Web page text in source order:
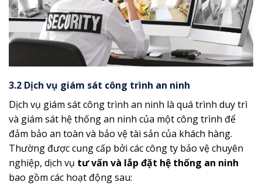
3.2 Dịch vụ giám sát công trình an ninh
Dịch vụ giám sát công trình an ninh là quá trình duy trì
và giám sát hệ thống an ninh của một công trình để
đảm bảo an toàn và bảo vệ tài sản của khách hàng.
Thường được cung cấp bởi các công ty bảo vệ chuyên
nghiệp, dịch vụ tưvấn và lắp đặt hệ thống an ninh
bao gồm các hoạt động sau: